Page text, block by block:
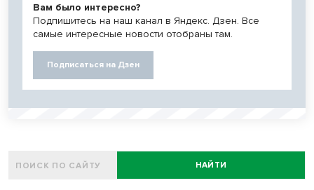
Вам было интересно?
Подпишитесь на наш канал в Яндекс. Дзен. Все
самые интересные новости отобраны там.
Подписаться на Дзен
НАЙТИ